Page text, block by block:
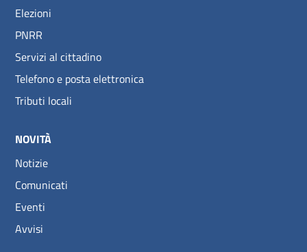
Elezioni
PNRR
Servizi al cittadino
Telefono e posta elettronica
Tributi locali
NOVITÀ
Notizie
Comunicati
Eventi
Avvisi